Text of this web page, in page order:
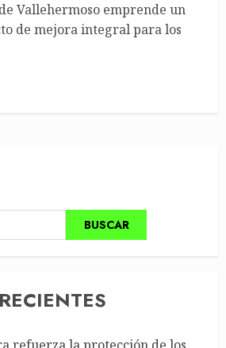
Vallehermoso emprende un
de mejora integral para los
BUSCAR